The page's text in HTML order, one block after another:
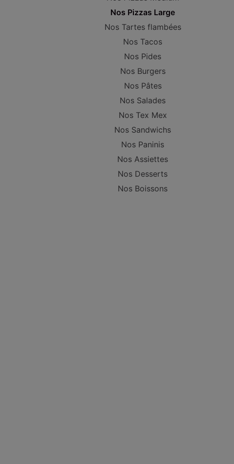
Nos Pizzas Large
Nos Tartes flambées
Nos Tacos
Nos Pides
Nos Burgers
Nos Pâtes
Nos Salades
Nos Tex Mex
Nos Sandwichs
Nos Paninis
Nos Assiettes
Nos Desserts
Nos Boissons